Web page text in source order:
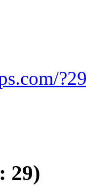
29)